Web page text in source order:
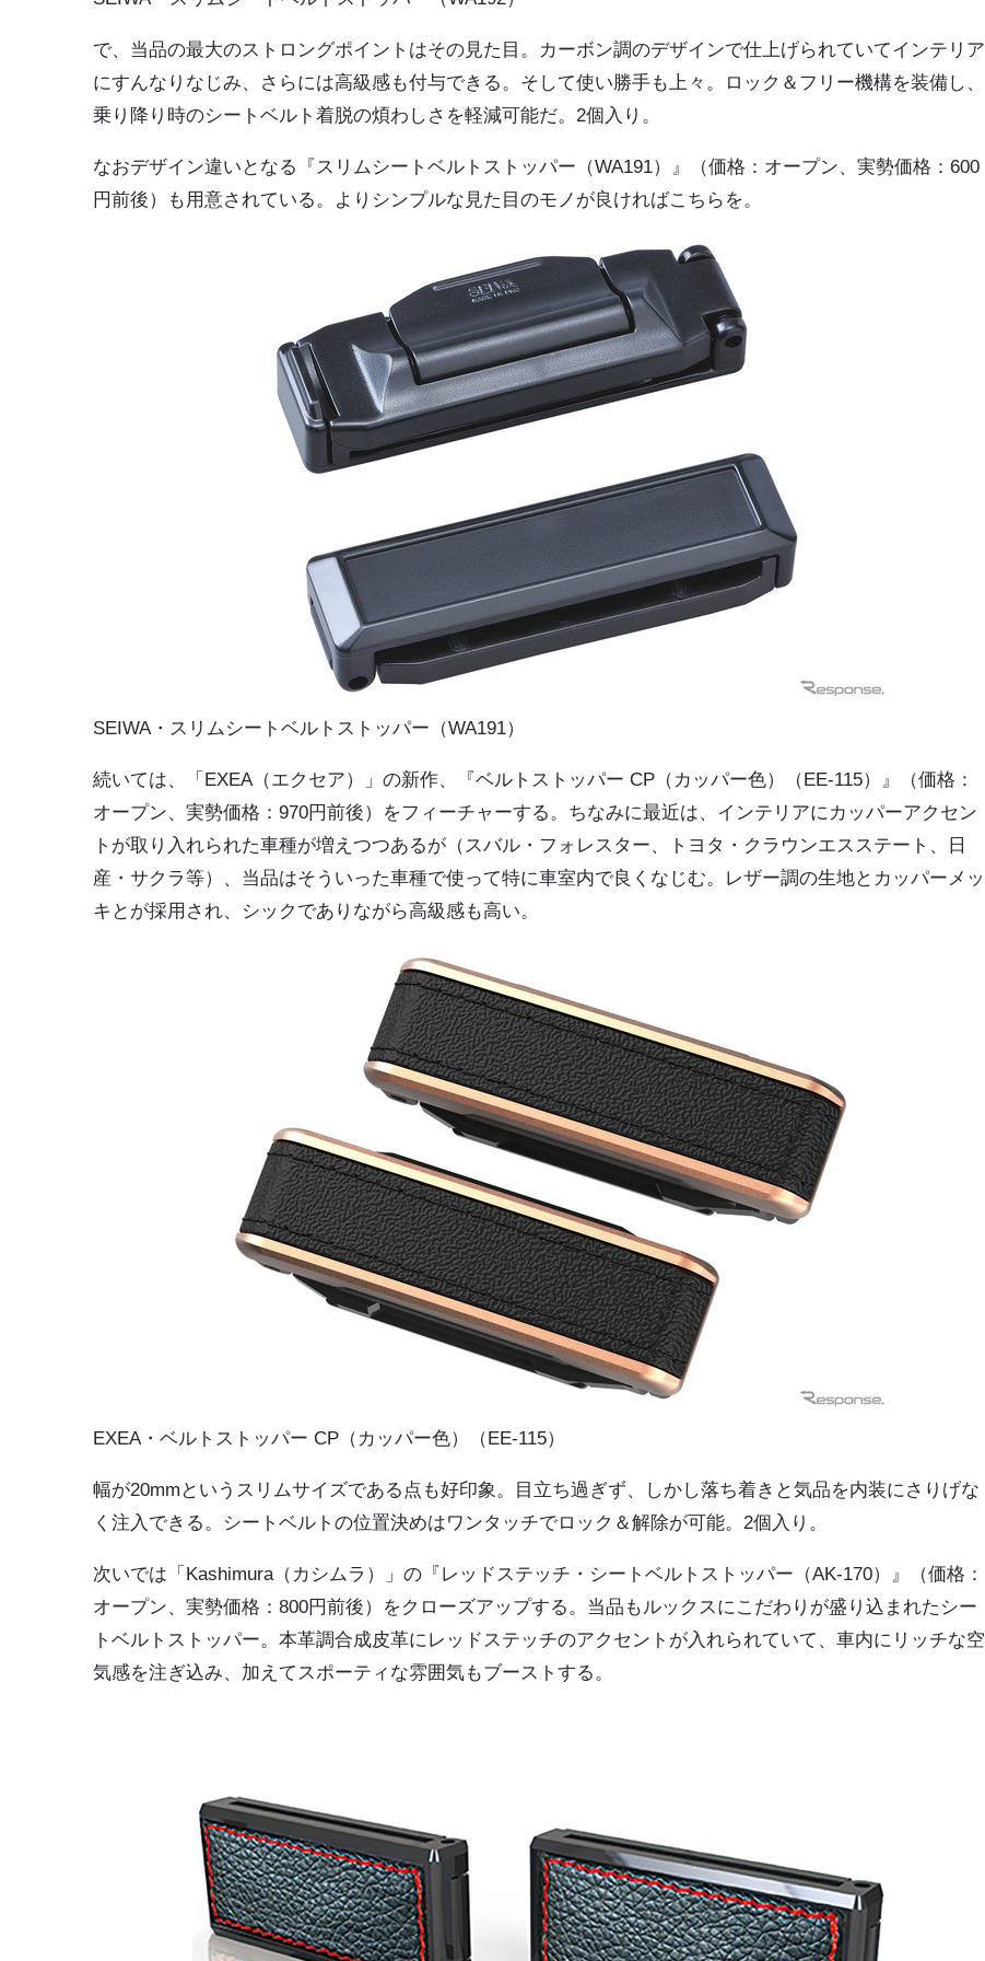
で、当品の最大のストロングポイントはその見た目。カーボン調のデザインで仕上げられていてインテリア
にすんなりなじみ、さらには高級感も付与できる。そして使い勝手も上々。ロック＆フリー機構を装備し、
乗り降り時のシートベルト着脱の煩わしさを軽減可能だ。2個入り。
なおデザイン違いとなる『スリムシートベルトストッパー（WA191）』（価格：オープン、実勢価格：600
円前後）も用意されている。よりシンプルな見た目のモノが良ければこちらを。
SEIWA・スリムシートベルトストッパー（WA191）
続いては、「EXEA（エクセア）」の新作、『ベルトストッパー CP（カッパー色）（EE-115）』（価格：
オープン、実勢価格：970円前後）をフィーチャーする。ちなみに最近は、インテリアにカッパーアクセン
トが取り入れられた車種が増えつつあるが（スバル・フォレスター、トヨタ・クラウンエスステート、日
産・サクラ等）、当品はそういった車種で使って特に車室内で良くなじむ。レザー調の生地とカッパーメッ
キとが採用され、シックでありながら高級感も高い。
EXEA・ベルトストッパー CP（カッパー色）（EE-115）
幅が20mmというスリムサイズである点も好印象。目立ち過ぎず、しかし落ち着きと気品を内装にさりげな
く注入できる。シートベルトの位置決めはワンタッチでロック＆解除が可能。2個入り。
次いでは「Kashimura（カシムラ）」の『レッドステッチ・シートベルトストッパー（AK-170）』（価格：
オープン、実勢価格：800円前後）をクローズアップする。当品もルックスにこだわりが盛り込まれたシー
トベルトストッパー。本革調合成皮革にレッドステッチのアクセントが入れられていて、車内にリッチな空
気感を注ぎ込み、加えてスポーティな雰囲気もブーストする。